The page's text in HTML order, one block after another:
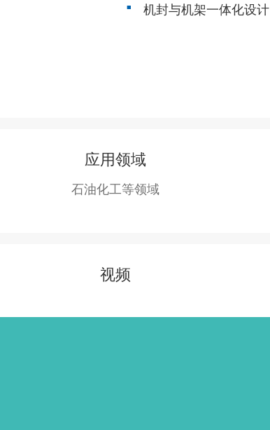
机封与机架一体化设计
应用领域
石油化工等领域
视频